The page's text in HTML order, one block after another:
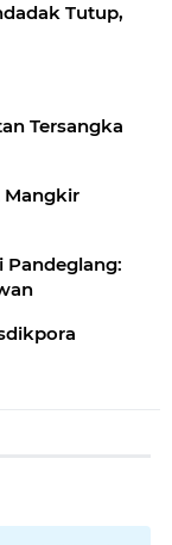
Tutup,
Tersangka
Mangkir
Pandeglang: